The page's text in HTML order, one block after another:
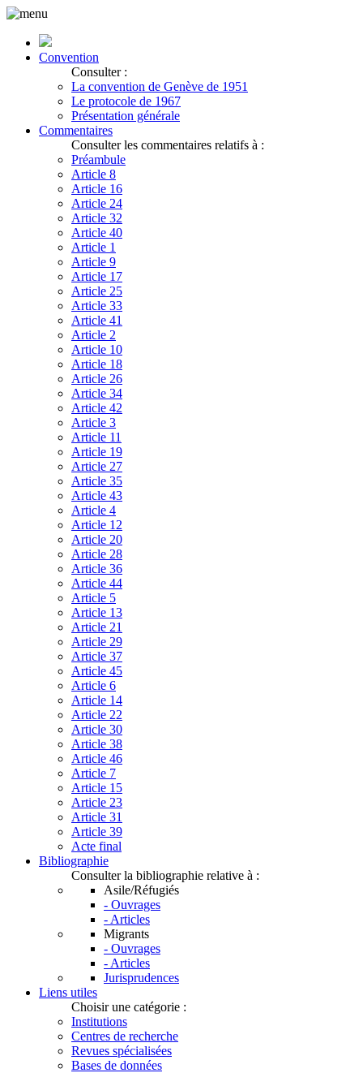
Convention
Consulter :
La convention de Genève de 1951
Le protocole de 1967
Présentation générale
Commentaires
Consulter les commentaires relatifs à :
Préambule
Article 8
Article 16
Article 24
Article 32
Article 40
Article 1
Article 9
Article 17
Article 25
Article 33
Article 41
Article 2
Article 10
Article 18
Article 26
Article 34
Article 42
Article 3
Article 11
Article 19
Article 27
Article 35
Article 43
Article 4
Article 12
Article 20
Article 28
Article 36
Article 44
Article 5
Article 13
Article 21
Article 29
Article 37
Article 45
Article 6
Article 14
Article 22
Article 30
Article 38
Article 46
Article 7
Article 15
Article 23
Article 31
Article 39
Acte final
Bibliographie
Consulter la bibliographie relative à :
Asile/Réfugiés
- Ouvrages
- Articles
Migrants
- Ouvrages
- Articles
Jurisprudences
Liens utiles
Choisir une catégorie :
Institutions
Centres de recherche
Revues spécialisées
Bases de données